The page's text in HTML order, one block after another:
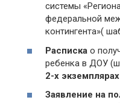
системы
федеральной
контингента»(
Расписка о
ребенка в ДОУ
2-х экземплярах
Заявление на